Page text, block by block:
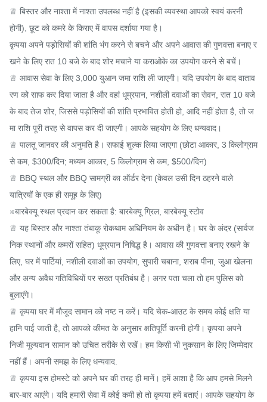
♕ बिस्तर और नाश्ता में नाश्ता उपलब्ध नहीं है (इसकी व्यवस्था आपको स्वयं करनी
होगी), छूट को कमरे के किराए में वापस दर्शाया गया है।
कृपया अपने पड़ोसियों की शांति भंग करने से बचने और अपने आवास की गुणवत्ता बनाए र
खने के लिए रात 10 बजे के बाद शोर मचाने या कराओके का उपयोग करने से बचें।
♕ आवास सेवा के लिए 3,000 युआन जमा राशि ली जाएगी। यदि उपयोग के बाद वाताव
रण को साफ कर दिया जाता है और वहां धूम्रपान, नशीली दवाओं का सेवन, रात 10 बजे
के बाद तेज शोर, जिससे पड़ोसियों की शांति प्रभावित होती हो, आदि नहीं होता है, तो ज
मा राशि पूरी तरह से वापस कर दी जाएगी। आपके सहयोग के लिए धन्यवाद।
♕ पालतू जानवर की अनुमति है। सफाई शुल्क लिया जाएगा (छोटा आकार, 3 किलोग्राम
से कम, $300/दिन; मध्यम आकार, 5 किलोग्राम से कम, $500/दिन)
♕ BBQ स्थल और BBQ सामग्री का ऑर्डर देना (केवल उसी दिन ठहरने वाले
यात्रियों के एक ही समूह के लिए)
※बारबेक्यू स्थल प्रदान कर सकता है: बारबेक्यू ग्रिल, बारबेक्यू स्टोव
♕ यह बिस्तर और नाश्ता तंबाकू रोकथाम अधिनियम के अधीन है। घर के अंदर (सार्वज
निक स्थानों और कमरों सहित) धूम्रपान निषिद्ध है। आवास की गुणवत्ता बनाए रखने के
लिए, घर में पार्टियां, नशीली दवाओं का उपयोग, सुपारी चबाना, शराब पीना, जुआ खेलना
और अन्य अवैध गतिविधियों पर सख्त प्रतिबंध है। अगर पता चला तो हम पुलिस को
बुलाएंगे।
♕ कृपया घर में मौजूद सामान को नष्ट न करें। यदि चेक-आउट के समय कोई क्षति या
हानि पाई जाती है, तो आपको कीमत के अनुसार क्षतिपूर्ति करनी होगी। कृपया अपने
निजी मूल्यवान सामान को उचित तरीके से रखें। हम किसी भी नुकसान के लिए जिम्मेदार
नहीं हैं। अपनी समझ के लिए धन्यवाद.
♕ कृपया इस होमस्टे को अपने घर की तरह ही मानें। हमें आशा है कि आप हमसे मिलने
बार-बार आएंगे। यदि हमारी सेवा में कोई कमी हो तो कृपया हमें बताएं। आपके सहयोग के